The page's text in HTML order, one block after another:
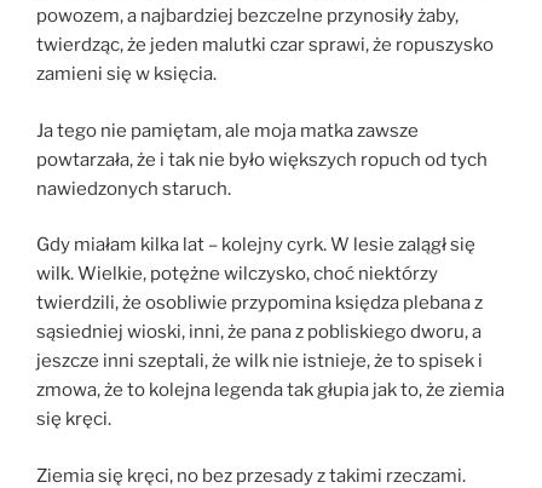
powozem, a najbardziej bezczelne przynosiły żaby,
twierdząc, że jeden malutki czar sprawi, że ropuszysko
zamieni się w księcia.
Ja tego nie pamiętam, ale moja matka zawsze
powtarzała, że i tak nie było większych ropuch od tych
nawiedzonych staruch.
Gdy miałam kilka lat – kolejny cyrk. W lesie zalągł się
wilk. Wielkie, potężne wilczysko, choć niektórzy
twierdzili, że osobliwie przypomina księdza plebana z
sąsiedniej wioski, inni, że pana z pobliskiego dworu, a
jeszcze inni szeptali, że wilk nie istnieje, że to spisek i
zmowa, że to kolejna legenda tak głupia jak to, że ziemia
się kręci.
Ziemia się kręci, no bez przesady z takimi rzeczami.